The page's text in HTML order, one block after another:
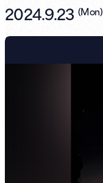
2024.9.23 (Mon)